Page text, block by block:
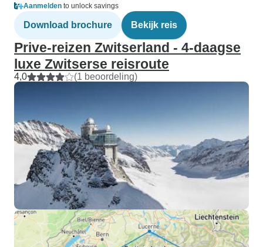
Aanmelden to unlock savings
Download brochure Bekijk reis
Prive-reizen Zwitserland - 4-daagse
luxe Zwitserse reisroute
4,0 (1 beoordeling)